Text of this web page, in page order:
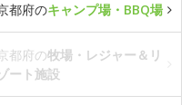
都府のキャンプ場・BBQ場
都府の牧場・レジャー＆リ
ート施設